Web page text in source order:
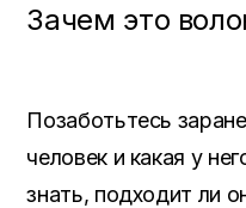
Зачем это
Позаботьтесь
человек и какая у
знать, подходит ли